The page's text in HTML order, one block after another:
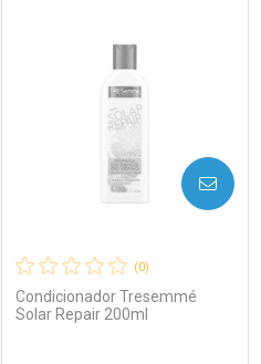
Laboratório
Por Menos
(0)
Condicionador Tresemmé
Solar Repair 200ml
AVISE-ME